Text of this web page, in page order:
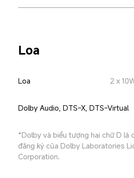
Loa
Loa 2 x
Dolby Audio, DTS-X, DTS-Virtual
*Dolby và biểu tượng hai chữ D là
đăng ký của Dolby Laboratories
Corporation.